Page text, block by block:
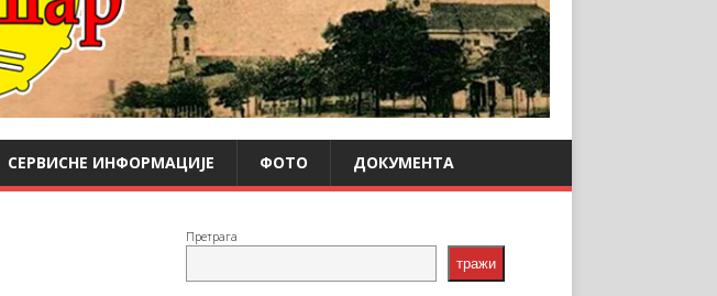
СЕРВИСНЕ ИНФОРМАЦИЈЕ ФОТО ДОКУМЕНТА
Претрага
тражи